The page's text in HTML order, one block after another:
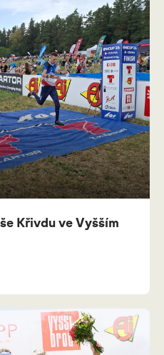
Křivdu ve Vyšším